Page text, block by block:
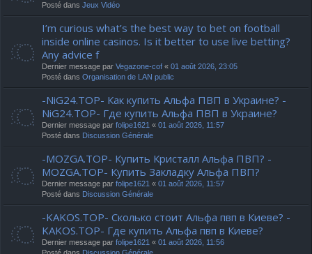
Posté dans Jeux Vidéo
I’m curious what’s the best way to bet on football
inside online casinos. Is it better to use live betting?
Any advice f
Dernier message par Vegazone-cof « 01 août 2026, 23:05
Posté dans Organisation de LAN public
-NiG24.TOP- Как купить Альфа ПВП в Украине? -
NiG24.TOP- Где купить Альфа ПВП в Украине?
Dernier message par folipe1621 « 01 août 2026, 11:57
Posté dans Discussion Générale
-MOZGA.TOP- Купить Кристалл Альфа ПВП? -
MOZGA.TOP- Купить Закладку Альфа ПВП?
Dernier message par folipe1621 « 01 août 2026, 11:57
Posté dans Discussion Générale
-KAKOS.TOP- Сколько стоит Альфа пвп в Киеве? -
KAKOS.TOP- Где купить Альфа пвп в Киеве?
Dernier message par folipe1621 « 01 août 2026, 11:56